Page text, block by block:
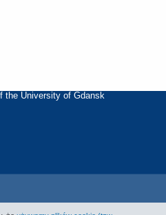
the University of Gdansk